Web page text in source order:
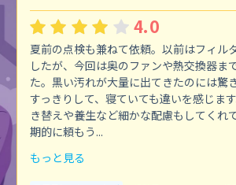
4.0
夏前の点検も兼ねて依頼。以前はフィル
したが、今回は奥のファンや熱交換器ま
た。黒い汚れが大量に出てきたのには驚
すっきりして、寝ていても違いを感じま
き替えや養生など細かな配慮もしてくれ
期的に頼もう...
もっと見る